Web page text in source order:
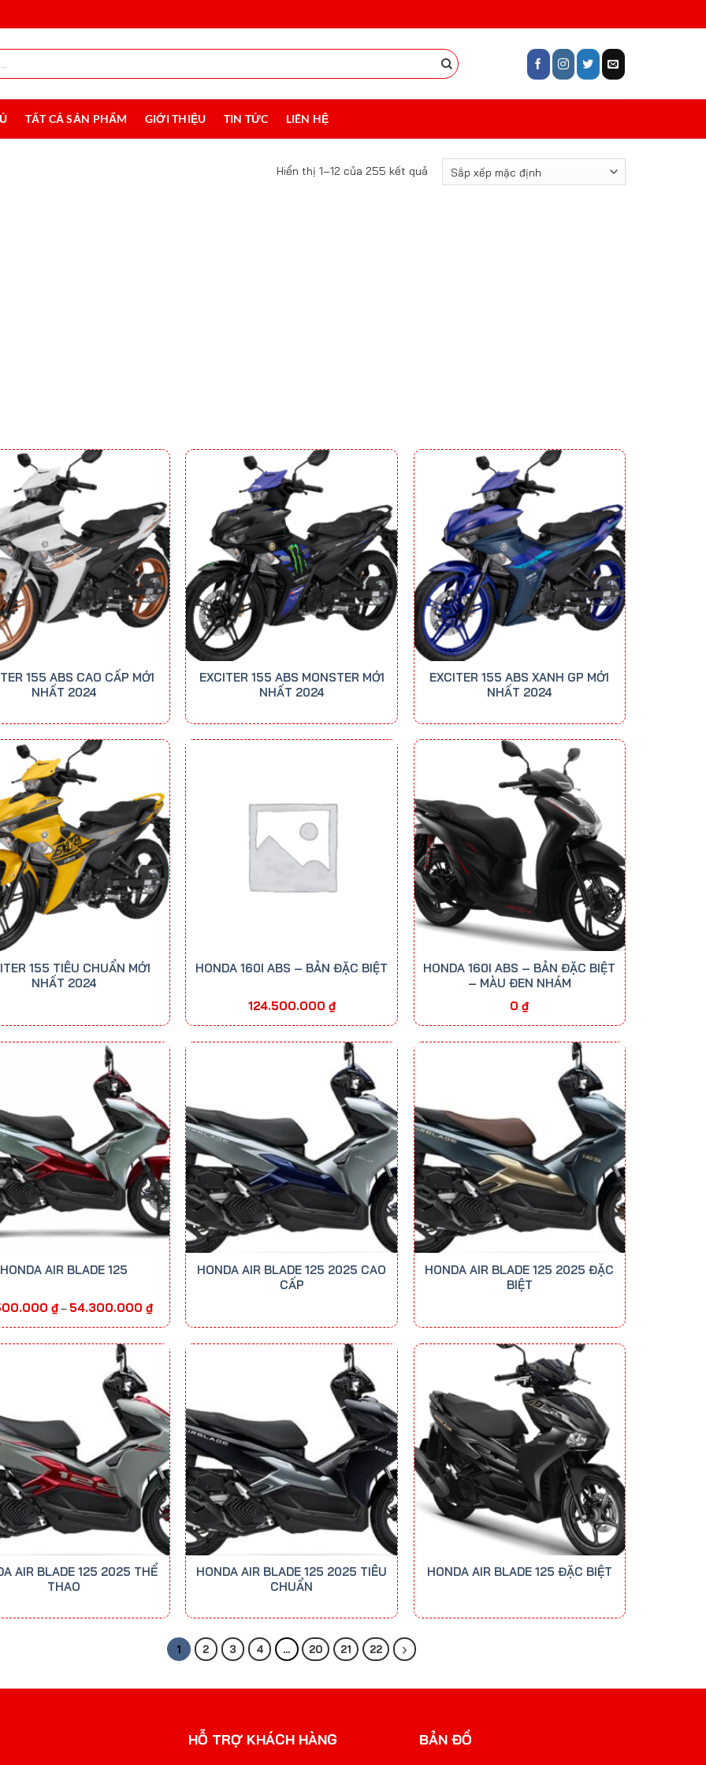
TẤT CẢ SẢN PHẨM GIỚI THIỆU TIN TỨC LIÊN HỆ
Hiển thị 1–12 của 255 kết quả
155 ABS CAO CẤP MỚI
NHẤT 2024
EXCITER 155 ABS MONSTER MỚI
NHẤT 2024
EXCITER 155 ABS XANH GP MỚI
NHẤT 2024
155 TIÊU CHUẨN MỚI
NHẤT 2024
HONDA 160I ABS – BẢN ĐẶC BIỆT
124.500.000 ₫
HONDA 160I ABS – BẢN ĐẶC BIỆT
– MÀU ĐEN NHÁM
0₫
HONDA AIR BLADE 125
₫– 54.300.000₫Khoảng
giá:
từ
đến
54.300.000 ₫
HONDA AIR BLADE 125 2025 CAO
CẤP
HONDA AIR BLADE 125 2025 ĐẶC
BIỆT
AIR BLADE 125 2025 THỂ
THAO
HONDA AIR BLADE 125 2025 TIÊU
CHUẨN
HONDA AIR BLADE 125 ĐẶC BIỆT
1 2 3 4 … 20 21 22
HỖ TRỢ KHÁCH HÀNG BẢN ĐỒ